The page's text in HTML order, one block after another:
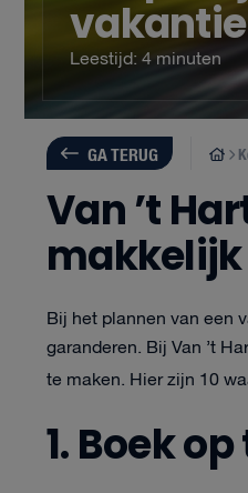
vakantie
Leestijd: 4 minuten
GA TERUG
Van ’t
makkelijk
Bij het plannen van een
garanderen. Bij Van ’t
te maken. Hier zijn 10
1. Boek